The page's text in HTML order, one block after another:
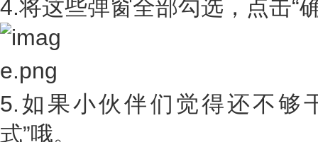
4.将这些弹窗全部勾选，点击“
5.如果小伙伴们觉得还不够
式”哦。